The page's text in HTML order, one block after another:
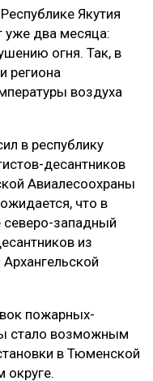
Якутия
уже два месяца:
огня. Так, в
региона
воздуха
в республику
десантников
Авиалесоохраны
что в
северо-западный
из
пожарных-
стало возможным
в Тюменской
округе.